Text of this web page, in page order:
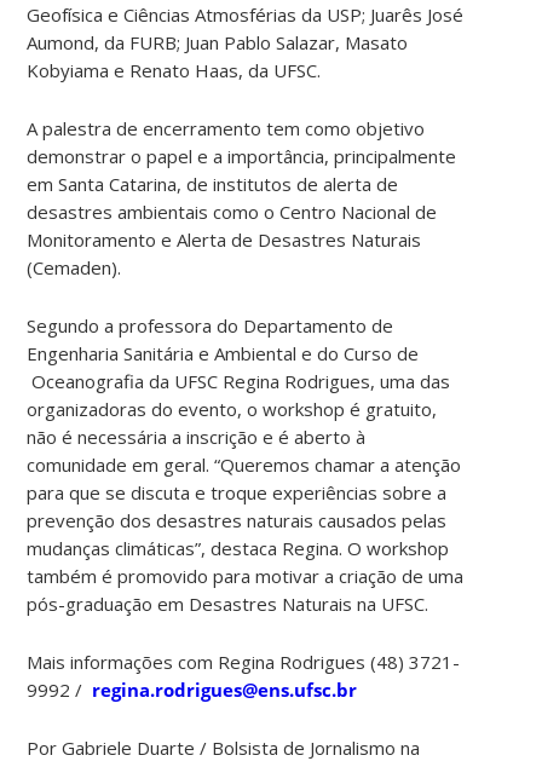
Geofísica e Ciências Atmosférias da USP; Juarês José
Aumond, da FURB; Juan Pablo Salazar, Masato
Kobyiama e Renato Haas, da UFSC.
A palestra de encerramento tem como objetivo
demonstrar o papel e a importância, principalmente
em Santa Catarina, de institutos de alerta de
desastres ambientais como o Centro Nacional de
Monitoramento e Alerta de Desastres Naturais
(Cemaden).
Segundo a professora do Departamento de
Engenharia Sanitária e Ambiental e do Curso de
Oceanografia da UFSC Regina Rodrigues, uma das
organizadoras do evento, o workshop é gratuito,
não é necessária a inscrição e é aberto à
comunidade em geral. “Queremos chamar a atenção
para que se discuta e troque experiências sobre a
prevenção dos desastres naturais causados pelas
mudanças climáticas”, destaca Regina. O workshop
também é promovido para motivar a criação de uma
pós-graduação em Desastres Naturais na UFSC.
Mais informações com Regina Rodrigues (48) 3721-
9992 / regina.rodrigues@ens.ufsc.br
Por Gabriele Duarte / Bolsista de Jornalismo na